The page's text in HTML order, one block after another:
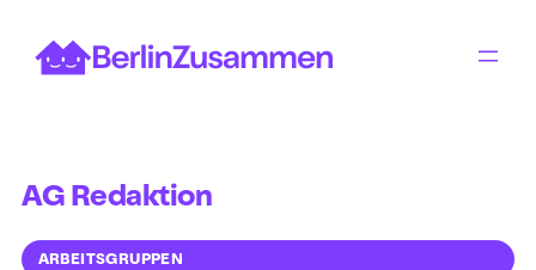
Inhalt
AG Redaktion
ARBEITSGRUPPEN